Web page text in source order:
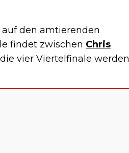
den amtierenden
findet zwischen Chris
vier Viertelfinale werden